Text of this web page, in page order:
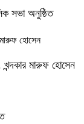
সভা অনুষ্ঠিত
খন্দকার মারুফ হোসেন